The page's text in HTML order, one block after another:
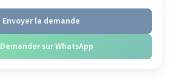
Envoyer la demande
Demander sur WhatsApp